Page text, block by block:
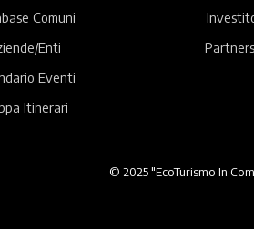
Comuni
Enti
Eventi
Itinerari
© 2025 "EcoTurismo In